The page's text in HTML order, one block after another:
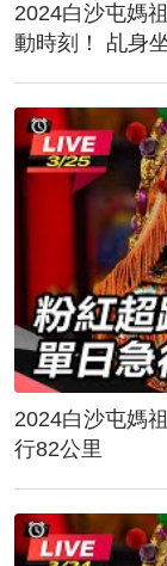
2024白沙屯媽
動時刻！ 乩身
2024白沙屯媽祖
行82公里